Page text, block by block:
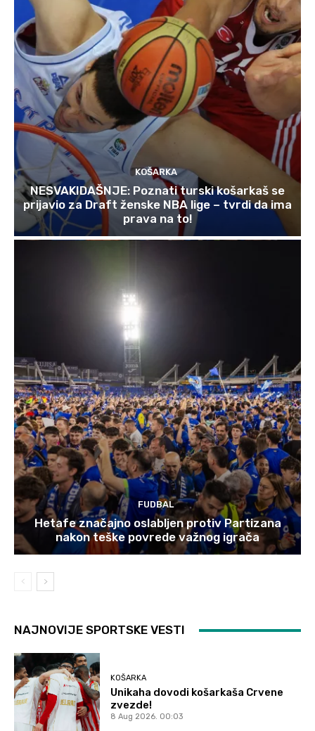
KOŠARKA
NESVAKIDAŠNJE: Poznati turski košarkaš se
prijavio za Draft ženske NBA lige – tvrdi da ima
prava na to!
FUDBAL
Hetafe značajno oslabljen protiv Partizana
nakon teške povrede važnog igrača
NAJNOVIJE SPORTSKE VESTI
KOŠARKA
Unikaha dovodi košarkaša Crvene
zvezde!
8 Aug 2026. 00:03